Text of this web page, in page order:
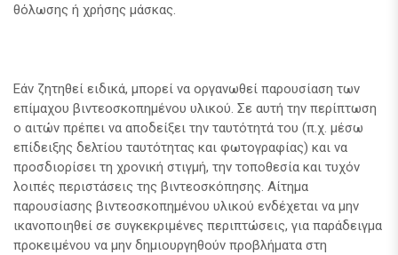
θόλωσης ή χρήσης μάσκας.
Εάν ζητηθεί ειδικά, μπορεί να οργανωθεί παρουσίαση των
επίμαχου βιντεοσκοπημένου υλικού. Σε αυτή την περίπτωση
ο αιτών πρέπει να αποδείξει την ταυτότητά του (π.χ. μέσω
επίδειξης δελτίου ταυτότητας και φωτογραφίας) και να
προσδιορίσει τη χρονική στιγμή, την τοποθεσία και τυχόν
λοιπές περιστάσεις της βιντεοσκόπησης. Αίτημα
παρουσίασης βιντεοσκοπημένου υλικού ενδέχεται να μην
ικανοποιηθεί σε συγκεκριμένες περιπτώσεις, για παράδειγμα
προκειμένου να μην δημιουργηθούν προβλήματα στη